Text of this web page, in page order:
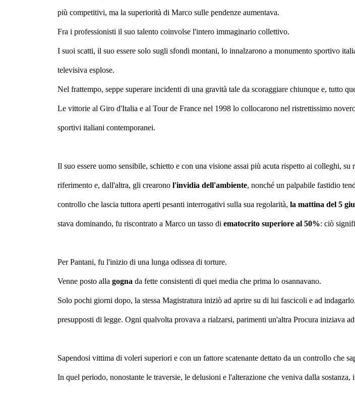
più competitivi, ma la superiorità di Marco sulle pendenze aumentava.
Fra i professionisti il suo talento coinvolse l'intero immaginario collettivo.
I suoi scatti, il suo essere solo sugli sfondi montani, lo innalzarono a monumento sportivo
televisiva esplose.
Nel frattempo, seppe superare incidenti di una gravità tale da scoraggiare chiunque e, tutto
Le vittorie al Giro d'Italia e al Tour de France nel 1998 lo collocarono nel ristrettissimo
sportivi italiani contemporanei.
Il suo essere uomo sensibile, schietto e con una visione assai più acuta rispetto ai colleghi,
riferimento e, dall'altra, gli crearono l'invidia dell'ambiente, nonché un palpabile fastidio
controllo che lascia tuttora aperti pesanti interrogativi sulla sua regolarità, la mattina del 5
stava dominando, fu riscontrato a Marco un tasso di ematocrito superiore al 50%: ciò
Per Pantani, fu l'inizio di una lunga odissea di torture.
Venne posto alla gogna da fette consistenti di quei media che prima lo osannavano.
Solo pochi giorni dopo, la stessa Magistratura iniziò ad aprire su di lui fascicoli e ad
presupposti di legge. Ogni qualvolta provava a rialzarsi, parimenti un'altra Procura iniziava
Sapendosi vittima di voleri superiori e con un fattore scatenante dettato da un controllo che
In quel periodo, nonostante le traversie, le delusioni e l'alterazione che veniva dalla sostanza,